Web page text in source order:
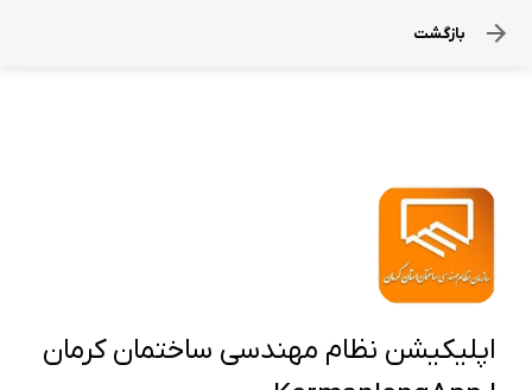
بازگشت
اپلیکیشن نظام مهندسی ساختمان کرمان